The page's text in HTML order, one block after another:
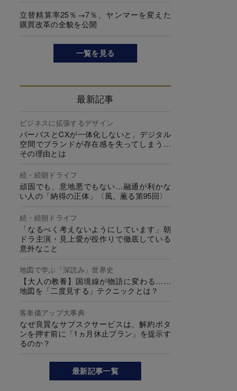
立替精算率25％→7％、ヤンマーを変えた
購買改革の全貌を公開
一覧を見る
最新記事
ビジネスに拡張するデザイン
パーパスとCXが一体化しないと、デジタル
空間でブランドが存在感を失ってしまう…
その理由とは
続・続朝ドライフ
頑固でも、意地悪でもない…融通が利かな
い人の「納得の正体」〈風、薫る第95回〉
続・続朝ドライフ
「なるべく考えないようにしています」朝
ドラ主演・見上愛が役作りで徹底している
意外なこと
地図で学ぶ「深読み」世界史
【大人の教養】国境線が物語に変わる……
地図を「二度見する」テクニックとは？
客単価アップ大事典
なぜ良質なサブスクサービスは、解約ボタ
ンを押す前に「1ヵ月休止プラン」を提示す
るのか？
最新記事一覧